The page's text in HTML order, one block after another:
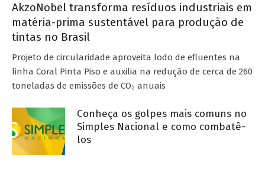
AkzoNobel transforma resíduos industriais em
matéria-prima sustentável para produção de
tintas no Brasil
Projeto de circularidade aproveita lodo de efluentes na
linha Coral Pinta Piso e auxilia na redução de cerca de 260
toneladas de emissões de CO₂ anuais
Conheça os golpes mais comuns no
Simples Nacional e como combatê-
los